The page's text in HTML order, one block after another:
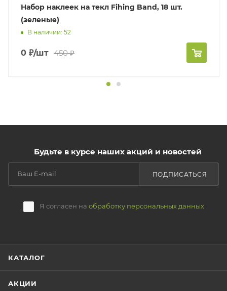
Набор наклеек на текл Fihing Band, 18 шт.
(зеленые)
В наличии: 52
0 ₽/шт 450₽
Будьте в курсе наших акций и новостей
Я согласен на обработку персональных данных
ПОДПИСАТЬСЯ
КАТАЛОГ
АКЦИИ